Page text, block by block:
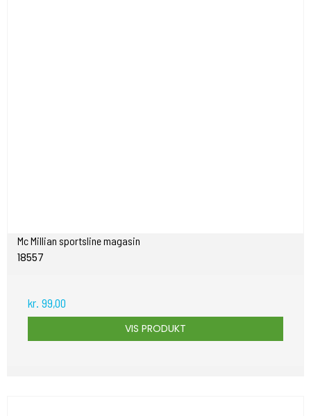
Mc Millian sportsline magasin
18557
kr. 99,00
VIS PRODUKT